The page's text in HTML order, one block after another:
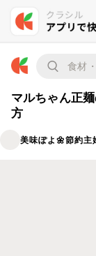
マルちゃん正
方
美味ぽよ🌼節約主